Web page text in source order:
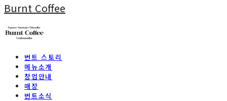
Burnt Coffee
번트 스토리
메뉴소개
창업안내
매장
번트소식